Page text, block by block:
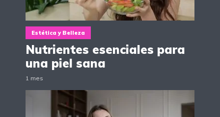
Estética y Belleza
Nutrientes esenciales para
una piel sana
1 mes